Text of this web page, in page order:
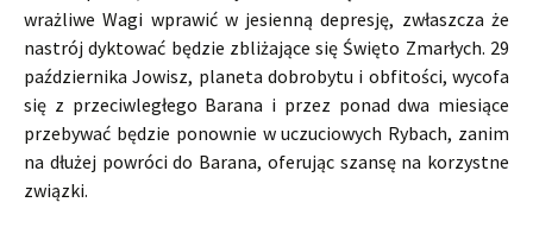
wrażliwe Wagi wprawić w jesienną depresję, zwłaszcza że
nastrój dyktować będzie zbliżające się Święto Zmarłych. 29
października Jowisz, planeta dobrobytu i obfitości, wycofa
się z przeciwległego Barana i przez ponad dwa miesiące
przebywać będzie ponownie w uczuciowych Rybach, zanim
na dłużej powróci do Barana, oferując szansę na korzystne
związki.